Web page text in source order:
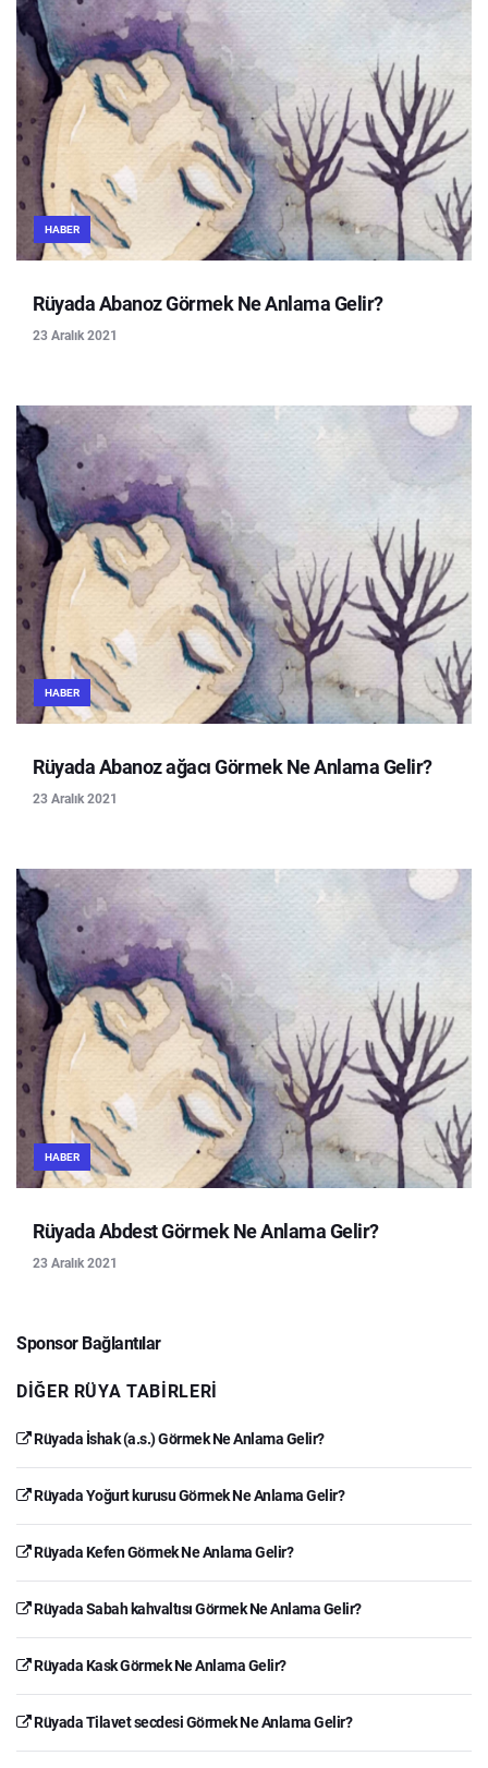
HABER
Rüyada Abanoz Görmek Ne Anlama Gelir?
23 Aralık 2021
HABER
Rüyada Abanoz ağacı Görmek Ne Anlama Gelir?
23 Aralık 2021
HABER
Rüyada Abdest Görmek Ne Anlama Gelir?
23 Aralık 2021
Sponsor Bağlantılar
DIĞER RÜYA TABIRLERI
Rüyada İshak (a.s.) Görmek Ne Anlama Gelir?
Rüyada Yoğurt kurusu Görmek Ne Anlama Gelir?
Rüyada Kefen Görmek Ne Anlama Gelir?
Rüyada Sabah kahvaltısı Görmek Ne Anlama Gelir?
Rüyada Kask Görmek Ne Anlama Gelir?
Rüyada Tilavet secdesi Görmek Ne Anlama Gelir?